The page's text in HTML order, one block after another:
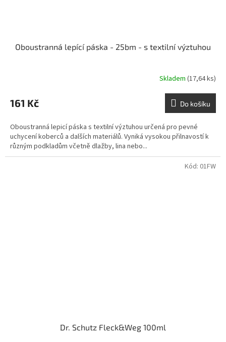
Oboustranná lepící páska - 25bm - s textilní výztuhou
Skladem (17,64 ks)
161 Kč Do košíku
Oboustranná lepicí páska s textilní výztuhou určená pro pevné
uchycení koberců a dalších materiálů. Vyniká vysokou přilnavostí k
různým podkladům včetně dlažby, lina nebo...
Dr. Schutz Fleck&Weg 100ml
Kód: 01FW